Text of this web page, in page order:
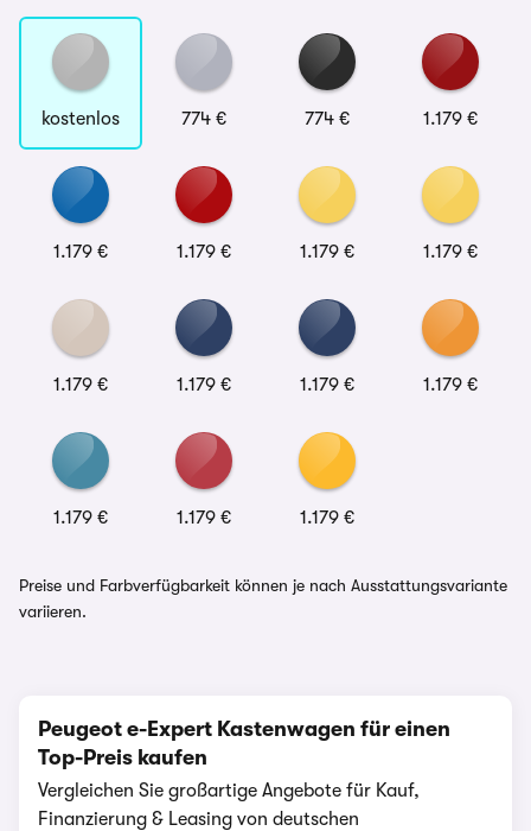
kostenlos 774 € 774 € 1.179 €
1.179 € 1.179 € 1.179 € 1.179 €
1.179 € 1.179 € 1.179 € 1.179 €
1.179 € 1.179 € 1.179 €
Preise und Farbverfügbarkeit können je nach Ausstattungsvariante
variieren.
Peugeot e-Expert Kastenwagen für einen
Top-Preis kaufen
Vergleichen Sie großartige Angebote für Kauf,
Finanzierung & Leasing von deutschen